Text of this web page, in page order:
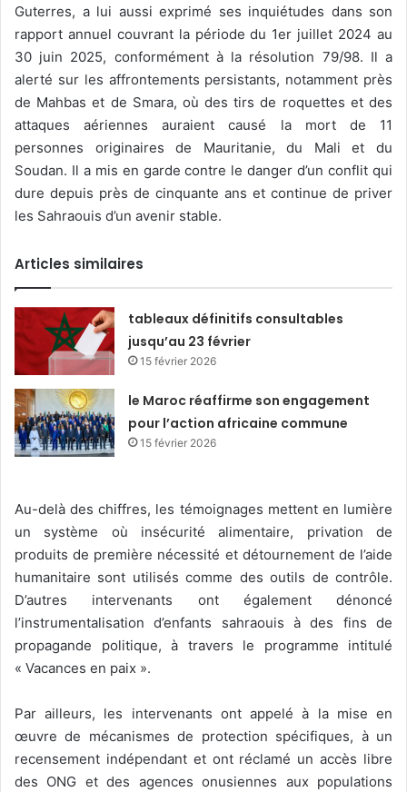
Guterres, a lui aussi exprimé ses inquiétudes dans son
rapport annuel couvrant la période du 1er juillet 2024 au
30 juin 2025, conformément à la résolution 79/98. Il a
alerté sur les affrontements persistants, notamment près
de Mahbas et de Smara, où des tirs de roquettes et des
attaques aériennes auraient causé la mort de 11
personnes originaires de Mauritanie, du Mali et du
Soudan. Il a mis en garde contre le danger d’un conflit qui
dure depuis près de cinquante ans et continue de priver
les Sahraouis d’un avenir stable.
Articles similaires
tableaux définitifs consultables
jusqu’au 23 février
15 février 2026
le Maroc réaffirme son engagement
pour l’action africaine commune
15 février 2026
Au-delà des chiffres, les témoignages mettent en lumière
un système où insécurité alimentaire, privation de
produits de première nécessité et détournement de l’aide
humanitaire sont utilisés comme des outils de contrôle.
D’autres intervenants ont également dénoncé
l’instrumentalisation d’enfants sahraouis à des fins de
propagande politique, à travers le programme intitulé
« Vacances en paix ».
Par ailleurs, les intervenants ont appelé à la mise en
œuvre de mécanismes de protection spécifiques, à un
recensement indépendant et ont réclamé un accès libre
des ONG et des agences onusiennes aux populations